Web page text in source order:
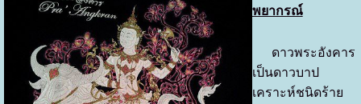
พยากรณ์
ดาวพระอังคาร
เป็นดาวบาป
เคราะห์ชนิดร้าย